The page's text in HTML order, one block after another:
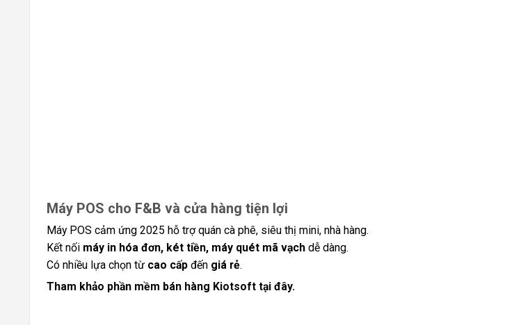
Máy POS cho F&B và cửa hàng tiện lợi
Máy POS cảm ứng 2025 hỗ trợ quán cà phê, siêu thị mini, nhà hàng.
Kết nối máy in hóa đơn, két tiền, máy quét mã vạchdễ dàng.
Có nhiều lựa chọn từ cao cấpđến giá rẻ.
Tham khảo phần mềm bán hàng Kiotsoft tại đây.